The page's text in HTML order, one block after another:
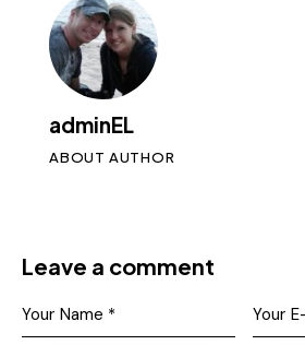
adminEL
ABOUT AUTHOR
Leave a comment